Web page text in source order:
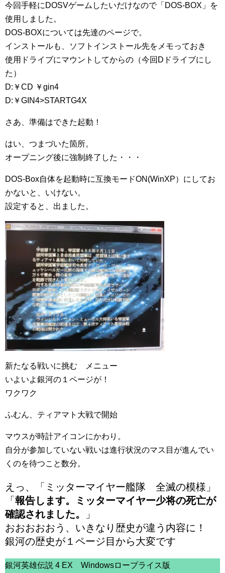
今回手軽にDOSVゲームしたいだけなので「DOS-BOX」を
使用しました。
DOS‐BOXについては先達のページで。
インストールも、ソフトインストール先をメモっておき
使用ドライブにマウントしてからの（今回Dドライブにし
た）
D:￥CD ￥gin4
D:￥GIN4>STARTG4X
さあ、準備はできた起動！
はい、つまづいた箇所。
オープニング後に強制終了した・・・
DOS-Box自体を起動時に互換モードON(WinXP）にしてお
かないと、いけない。
設定すると、出ました。
新たなる戦いに挑む メニュー
いよいよ銀河の１ページが！
ワクワク
ふむん、ティアマト大戦で開始
マウスが時計アイコンにかわり。
自分が参加していない戦いは進行状況のマス目が進んでい
くのを待つこと数分。
えっ、「ミッターマイヤー艦隊 全滅の模様」
「報告します。ミッターマイヤー少将の死亡が
確認されました。
」
おおおおおう、いきなり歴史が違う内容に！
銀河の歴史が１ページ目から大変です
銀河英雄伝説 4 EX Windowsロープライス版